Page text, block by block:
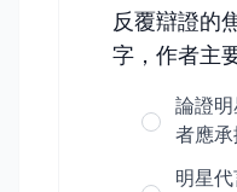
反覆辯證的
字，作者主
論證
者應
明星